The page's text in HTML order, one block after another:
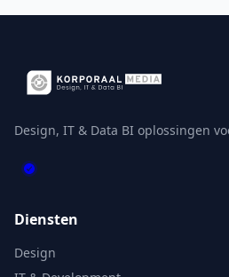
Design, IT & Data BI oplossingen
Diensten
Design